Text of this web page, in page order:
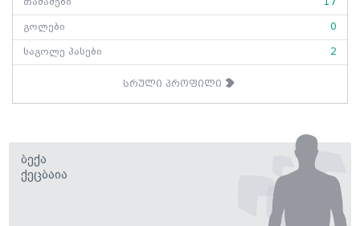
გოლები 0
საგოლე პასები 2
სრული პროფილი
Ბექა
Ქეცბაია